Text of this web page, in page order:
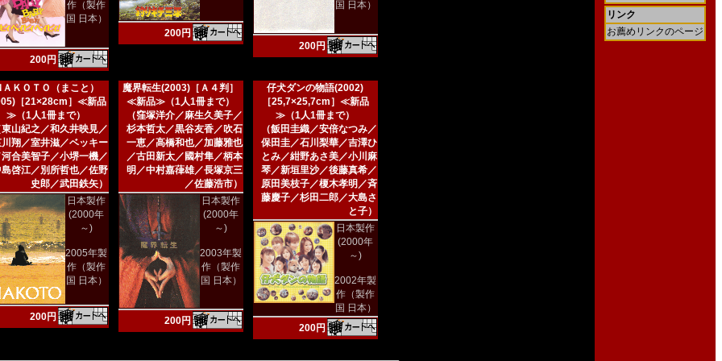
作（製作
国 日本）
200円
200円
国 日本）
200円
ＡＫＯＴＯ（まこと）
［21×28cm］≪新品
≫（1人1冊まで）
山紀之／和久井映見／
翔／室井滋／ベッキー
合美智子／小堺一機／
啓江／別所哲也／佐野
史郎／武田鉄矢）
日本製作
(2000年
～)
2005年製
作（製作
国 日本）
200円
魔界転生(2003)［Ａ４判］
≪新品≫（1人1冊まで）
（窪塚洋介／麻生久美子／
杉本哲太／黒谷友香／吹石
一恵／高橋和也／加藤雅也
／古田新太／國村隼／柄本
明／中村嘉葎雄／長塚京三
／佐藤浩市）
日本製作
(2000年
～)
2003年製
作（製作
国 日本）
200円
仔犬ダンの物語(2002)
［25,7×25,7cm］≪新品
≫（1人1冊まで）
（飯田圭織／安倍なつみ／
保田圭／石川梨華／吉澤ひ
とみ／紺野あさ美／小川麻
琴／新垣里沙／後藤真希／
原田美枝子／榎木孝明／斉
藤慶子／杉田二郎／大島さ
と子）
日本製作
(2000年
～)
2002年製
作（製作
国 日本）
200円
リンク
お薦めリンクのページ